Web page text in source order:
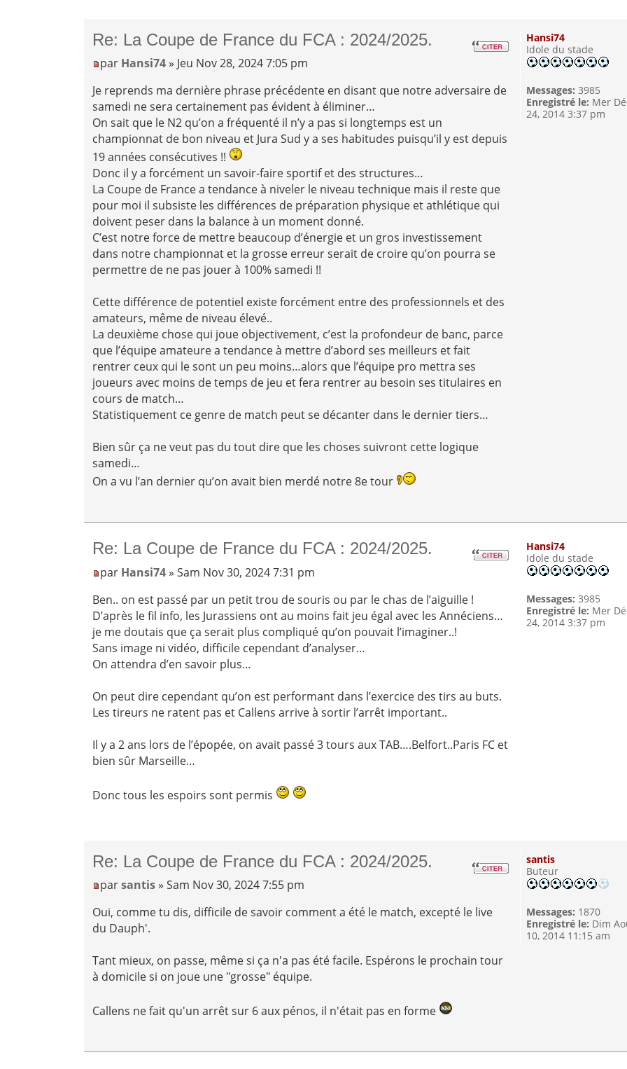
Re: La Coupe de France du FCA : 2024/2025.
par Hansi74 » Jeu Nov 28, 2024 7:05 pm
Je reprends ma dernière phrase précédente en disant que notre adversaire de
samedi ne sera certainement pas évident à éliminer…
On sait que le N2 qu’on a fréquenté il n’y a pas si longtemps est un
championnat de bon niveau et Jura Sud y a ses habitudes puisqu’il y est depuis
19 années consécutives !!
Donc il y a forcément un savoir-faire sportif et des structures…
La Coupe de France a tendance à niveler le niveau technique mais il reste que
pour moi il subsiste les différences de préparation physique et athlétique qui
doivent peser dans la balance à un moment donné.
C’est notre force de mettre beaucoup d’énergie et un gros investissement
dans notre championnat et la grosse erreur serait de croire qu’on pourra se
permettre de ne pas jouer à 100% samedi !!
Cette différence de potentiel existe forcément entre des professionnels et des
amateurs, même de niveau élevé..
La deuxième chose qui joue objectivement, c’est la profondeur de banc, parce
que l’équipe amateure a tendance à mettre d’abord ses meilleurs et fait
rentrer ceux qui le sont un peu moins…alors que l’équipe pro mettra ses
joueurs avec moins de temps de jeu et fera rentrer au besoin ses titulaires en
cours de match…
Statistiquement ce genre de match peut se décanter dans le dernier tiers…
Bien sûr ça ne veut pas du tout dire que les choses suivront cette logique
samedi…
On a vu l’an dernier qu’on avait bien merdé notre 8e tour
Hansi74
Idole du stade
Messages: 3985
Enregistré le: Mer
24, 2014 3:37 pm
Re: La Coupe de France du FCA : 2024/2025.
par Hansi74» Sam Nov 30, 2024 7:31 pm
Ben.. on est passé par un petit trou de souris ou par le chas de l’aiguille !
D’après le fil info, les Jurassiens ont au moins fait jeu égal avec les Annéciens…
je me doutais que ça serait plus compliqué qu’on pouvait l’imaginer..!
Sans image ni vidéo, difficile cependant d’analyser…
On attendra d’en savoir plus…
On peut dire cependant qu’on est performant dans l’exercice des tirs au buts.
Les tireurs ne ratent pas et Callens arrive à sortir l’arrêt important..
Il y a 2 ans lors de l’épopée, on avait passé 3 tours aux TAB….Belfort..Paris FC et
bien sûr Marseille…
Donc tous les espoirs sont permis
Hansi74
Idole du stade
Messages: 3985
Enregistré le: Mer
24, 2014 3:37 pm
Re: La Coupe de France du FCA : 2024/2025.
parsantis » Sam Nov 30, 2024 7:55 pm
Oui, comme tu dis, difficile de savoir comment a été le match, excepté le live
du Dauph'.
Tant mieux, on passe, même si ça n'a pas été facile. Espérons le prochain tour
à domicile si on joue une "grosse" équipe.
Callens ne fait qu'un arrêt sur 6 aux pénos, il n'était pas en forme
santis
Buteur
Messages: 1870
Enregistré le: Dim
10, 2014 11:15 am